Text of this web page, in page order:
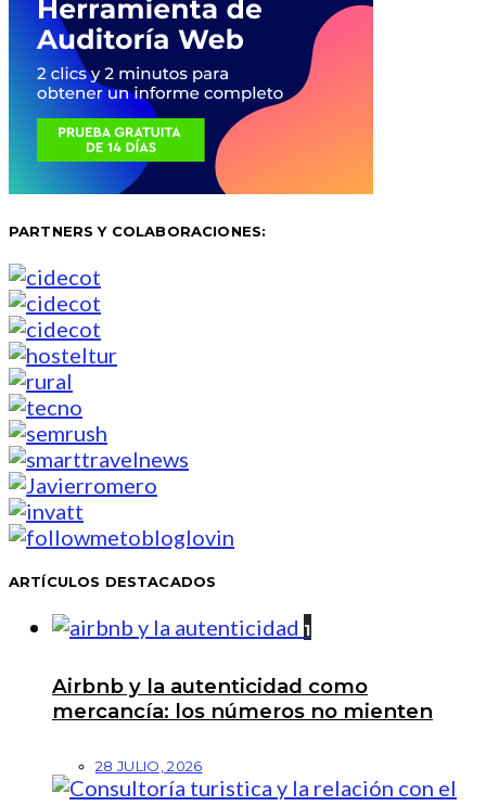
PARTNERS Y COLABORACIONES:
ARTÍCULOS DESTACADOS
1
Airbnb y la autenticidad como
mercancía: los números no mienten
28 JULIO, 2026